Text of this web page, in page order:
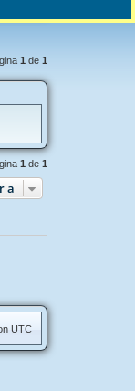
1 de 1
1 de 1
a
UTC